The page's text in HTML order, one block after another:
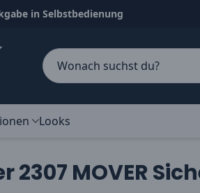
in Selbstbedienung
Looks
2307 MOVER